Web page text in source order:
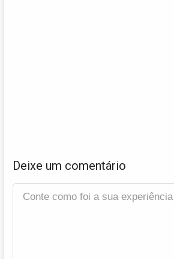
Deixe um comentário